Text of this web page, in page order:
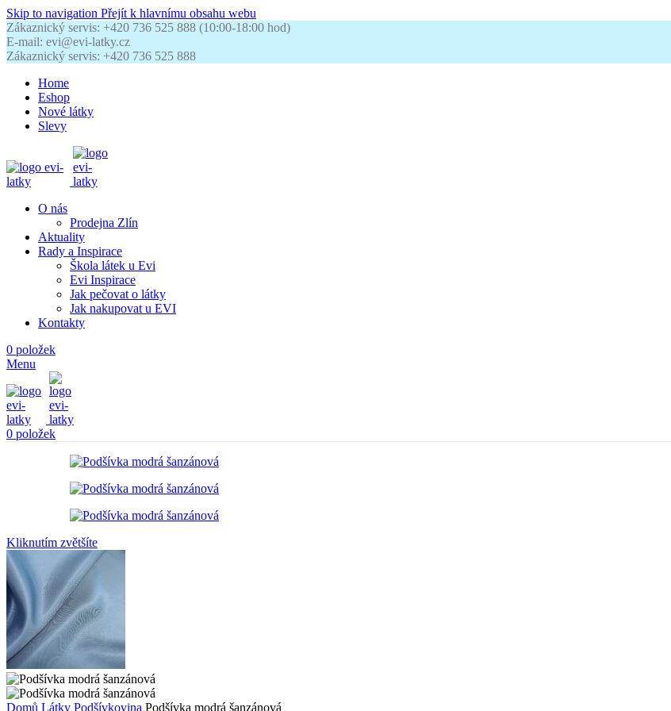
Skip to navigation Přejít k hlavnímu obsahu webu
Zákaznický servis: +420 736 525 888 (10:00-18:00 hod)
E-mail: evi@evi-latky.cz
Zákaznický servis: +420 736 525 888
Home
Eshop
Nové látky
Slevy
O nás
Prodejna Zlín
Aktuality
Rady a Inspirace
Škola látek u Evi
Evi Inspirace
Jak pečovat o látky
Jak nakupovat u EVI
Kontakty
0 položek
Menu
0 položek
Kliknutím zvětšíte
Domů Látky Podšívkovina Podšívka modrá šanzánová